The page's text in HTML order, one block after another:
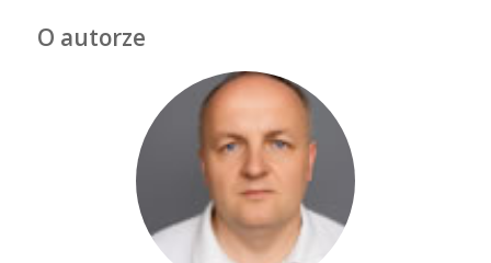
O autorze